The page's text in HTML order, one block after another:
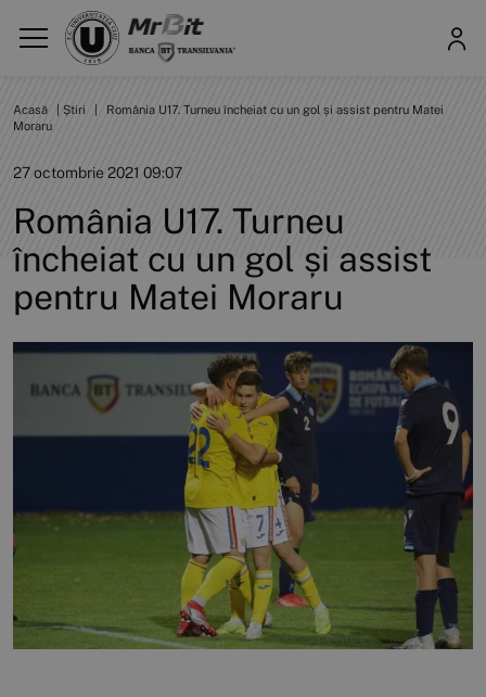
Acasă Știri
România U17. Turneu încheiat cu un gol și assist pentru Matei
Moraru
27 octombrie 2021 09:07
România U17. Turneu
încheiat cu un gol și assist
pentru Matei Moraru